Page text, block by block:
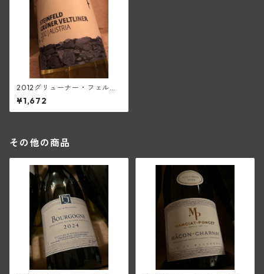
2012グリューナー・フェルト
リーナー・シュタインフェル
ド(シュタット・クレムス)
¥1,672
その他の商品